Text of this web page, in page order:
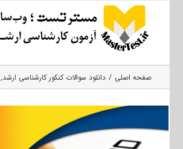
صفحه اصلی دانلود سوالات کنکور کارشناسی ارشد